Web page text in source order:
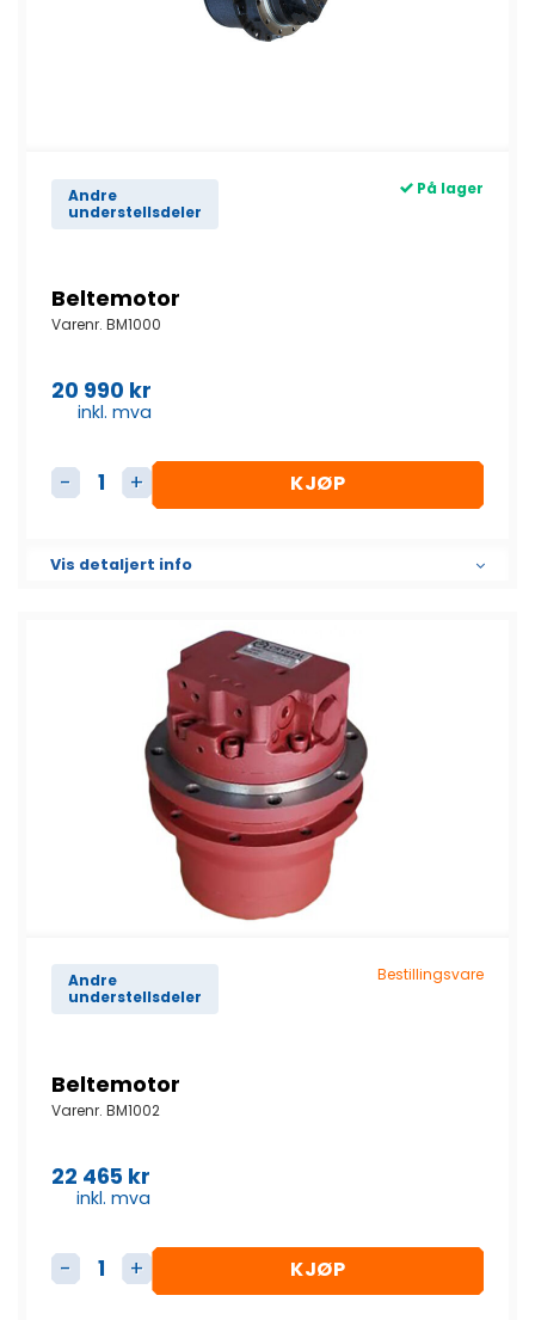
Andre
understellsdeler
På lager
Beltemotor
Varenr. BM1000
20 990 kr
inkl. mva
Beltemotor antall KJØP
Vis detaljert info
Andre
understellsdeler
Bestillingsvare
Beltemotor
Varenr. BM1002
22 465 kr
inkl. mva
Beltemotor antall KJØP